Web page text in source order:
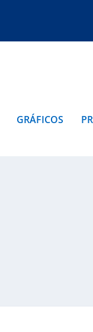
GRÁFICOS